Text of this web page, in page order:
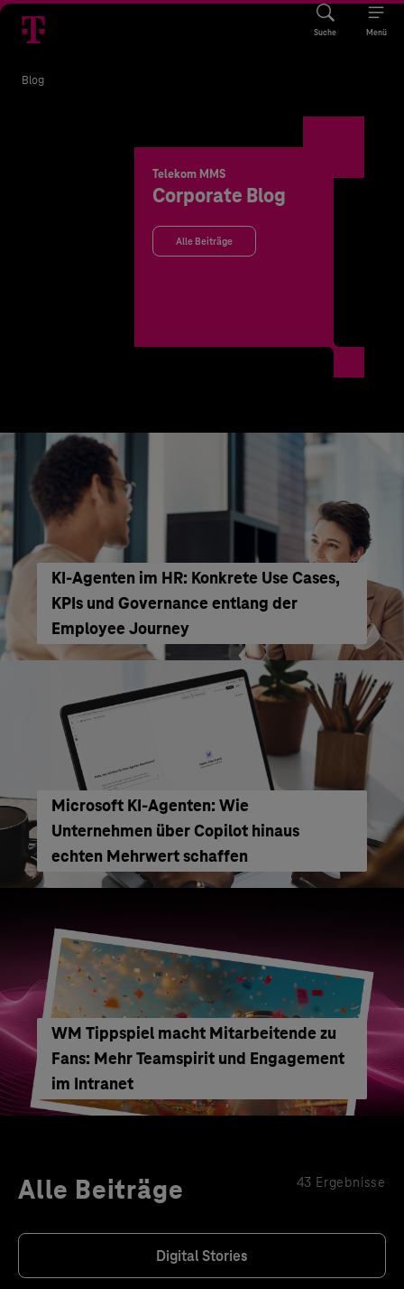
Suche Menü
Blog
Telekom MMS
Corporate Blog
Alle Beiträge
KI‑Agenten im HR: Konkrete Use Cases,
KPIs und Governance entlang der
Employee Journey
Microsoft KI-Agenten: Wie
Unternehmen über Copilot hinaus
echten Mehrwert schaffen
WM Tippspiel macht Mitarbeitende zu
Fans: Mehr Teamspirit und Engagement
im Intranet
Alle Beiträge 43 Ergebnisse
Digital Stories